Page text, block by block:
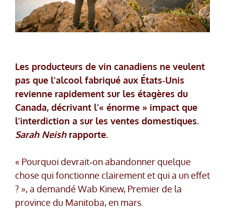
Les producteurs de vin canadiens ne veulent
pas que l’alcool fabriqué aux États‑Unis
revienne rapidement sur les étagères du
Canada, décrivant l’« énorme » impact que
l’interdiction a sur les ventes domestiques.
Sarah Neishrapporte.
« Pourquoi devrait‑on abandonner quelque
chose qui fonctionne clairement et qui a un effet
? », a demandé Wab Kinew, Premier de la
province du Manitoba, en mars.